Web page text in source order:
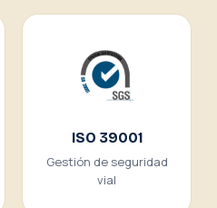
ISO 39001
Gestión de seguridad
vial